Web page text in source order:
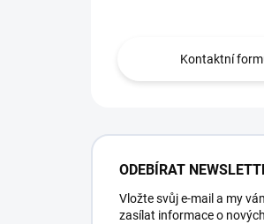
Kontaktní
ODEBÍRAT
Vložte svůj e-mail a my
zasílat informace o